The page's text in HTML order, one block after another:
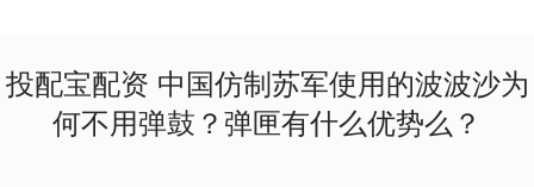
投配宝配资 中国仿制苏军使用的波波沙为
何不用弹鼓？弹匣有什么优势么？